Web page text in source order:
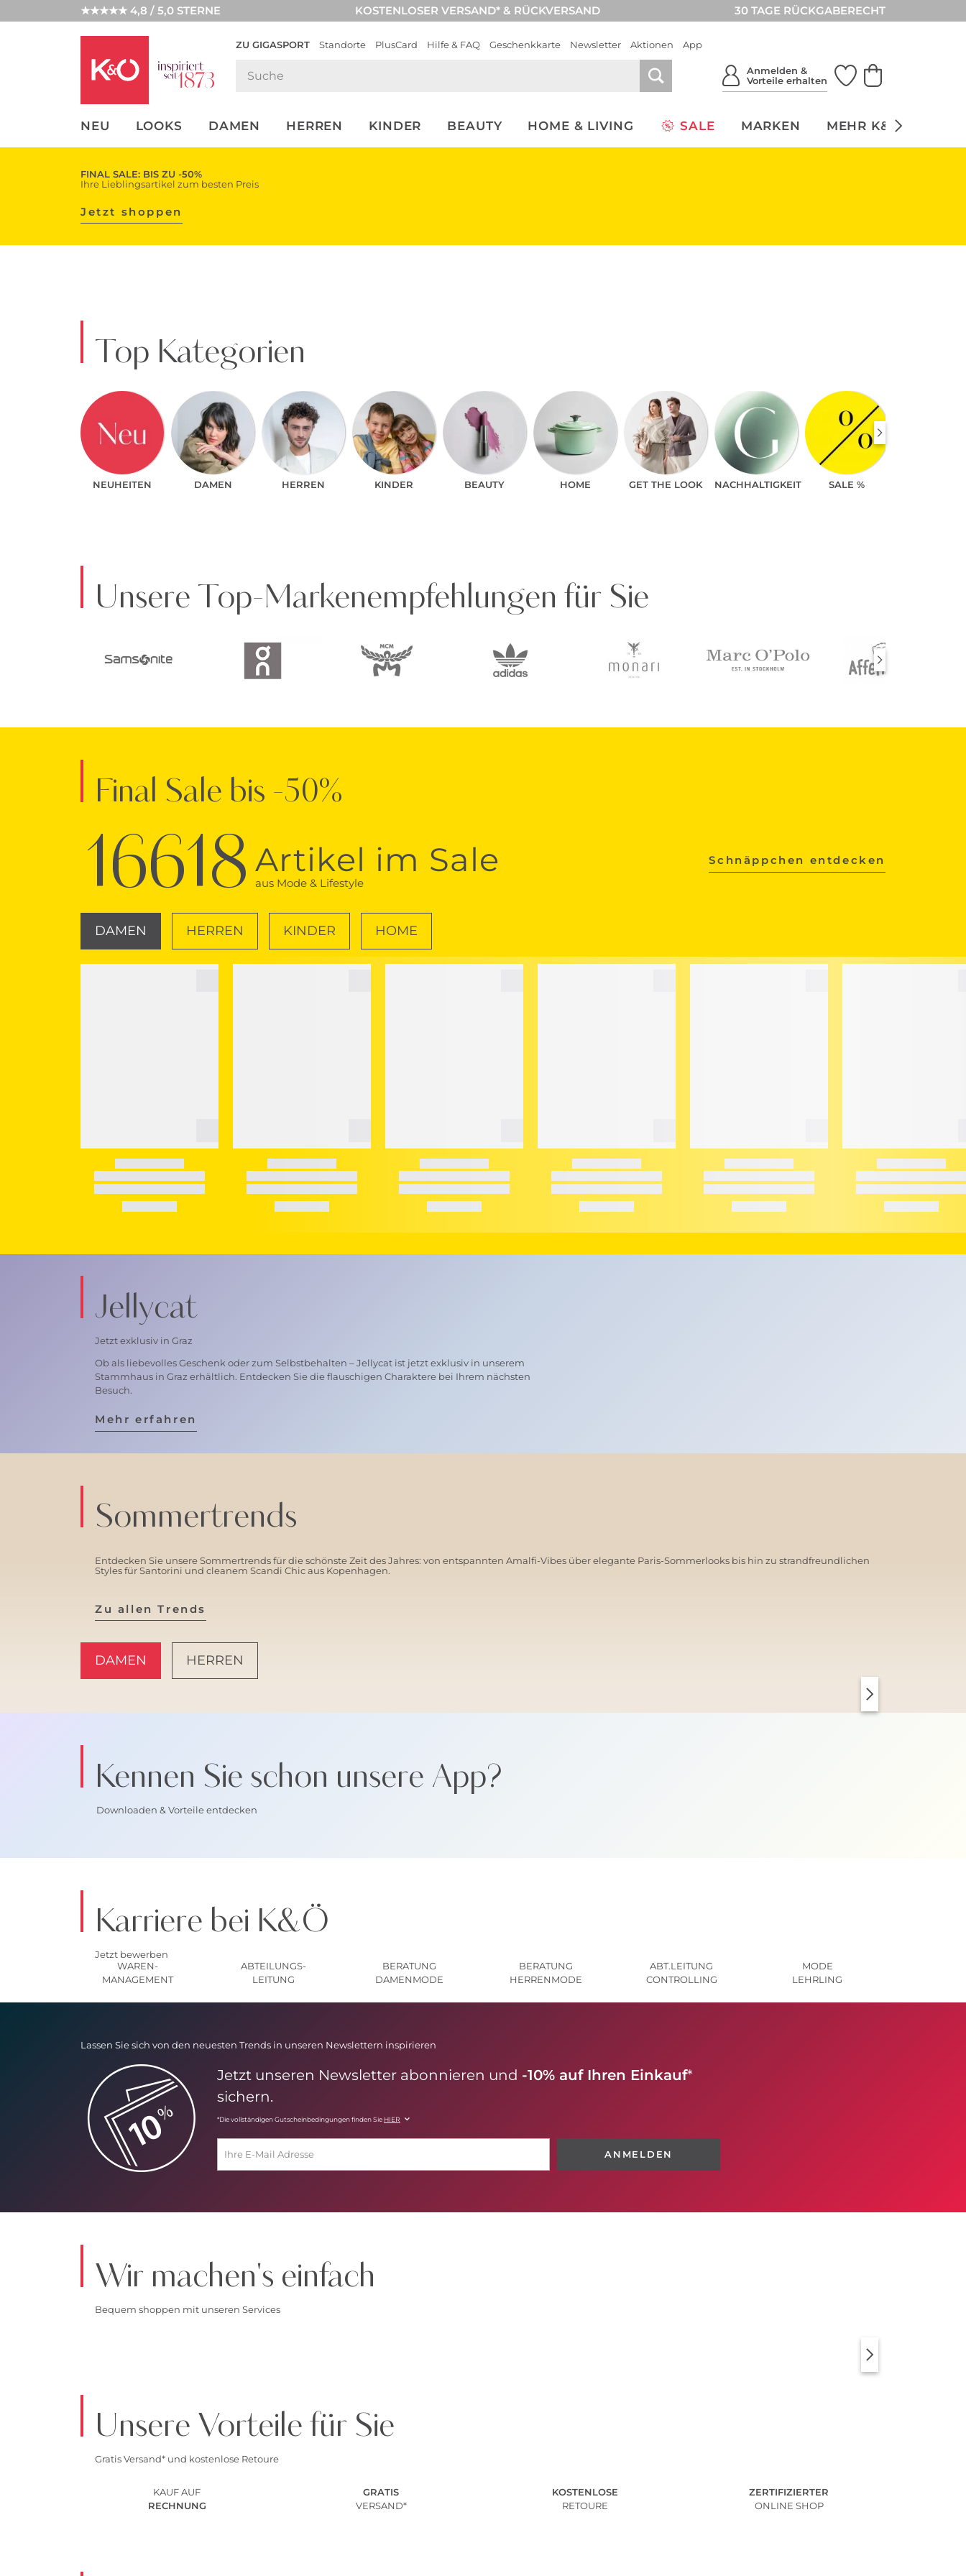
★★★★★ 4,8 / 5,0 STERNE KOSTENLOSER VERSAND* & RÜCKVERSAND 30 TAGE RÜCKGABERECHT
ZU GIGASPORT Standorte PlusCard Hilfe & FAQ Geschenkkarte Newsletter Aktionen App
Anmelden &
Vorteile erhalten
NEU LOOKS DAMEN HERREN KINDER BEAUTY HOME & LIVING SALE MARKEN MEHR K&Ö
UNSERE APP
CLICK &
FINAL SALE: BIS ZU -50%
Ihre Lieblingsartikel zum besten Preis
Jetzt shoppen
Top Kategorien
NEUHEITEN DAMEN HERREN KINDER BEAUTY HOME GET THE LOOK NACHHALTIGKEIT SALE %
Unsere Top-Markenempfehlungen für Sie
Final Sale bis -50%
16618 Artikel im Sale
aus Mode & Lifestyle
Schnäppchen entdecken
DAMEN HERREN KINDER HOME
Jellycat
Jetzt exklusiv in Graz
Ob als liebevolles Geschenk oder zum Selbstbehalten – Jellycat ist jetzt exklusiv in unserem
Stammhaus in Graz erhältlich. Entdecken Sie die flauschigen Charaktere bei Ihrem nächsten
Besuch.
Mehr erfahren
Sommertrends
Entdecken Sie unsere Sommertrends für die schönste Zeit des Jahres: von entspannten Amalfi-Vibes über elegante Paris-Sommerlooks bis hin zu strandfreundlichen
Styles für Santorini und cleanem Scandi Chic aus Kopenhagen.
Zu allen Trends
DAMEN HERREN
Kennen Sie schon unsere App?
Downloaden & Vorteile entdecken
Karriere bei K&Ö
Jetzt bewerben
WAREN-
MANAGEMENT
ABTEILUNGS-
LEITUNG
BERATUNG
DAMENMODE
BERATUNG
HERRENMODE
ABT.LEITUNG
CONTROLLING
MODE
LEHRLING
Lassen Sie sich von den neuesten Trends in unseren Newslettern inspirieren
Jetzt unseren Newsletter abonnieren und -10% auf Ihren Einkauf*
sichern.
*Die vollständigen Gutscheinbedingungen finden Sie HIER
ANMELDEN
Wir machen's einfach
Bequem shoppen mit unseren Services
Unsere Vorteile für Sie
Gratis Versand* und kostenlose Retoure
KAUF AUF
RECHNUNG
GRATIS
VERSAND*
KOSTENLOSE
RETOURE
ZERTIFIZIERTER
ONLINE SHOP